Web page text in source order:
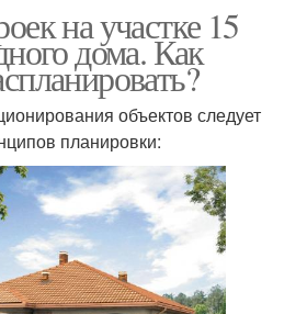
на участке 15
дома. Как
объектов следует
планировки: